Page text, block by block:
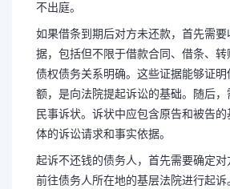
不出庭。
如果借条到期后对方未还款，首先需
据，包括但不限于借款合同、借条、
债权债务关系明确。这些证据能够证
额，是向法院提起诉讼的基础。随后
民事诉状。诉状中应包含原告和被告
体的诉讼请求和事实依据。
起诉不还钱的债务人，首先需要确定
前往债务人所在地的基层法院进行起